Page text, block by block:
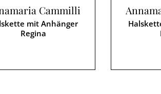
Cammilli
mit Anhänger
Regina